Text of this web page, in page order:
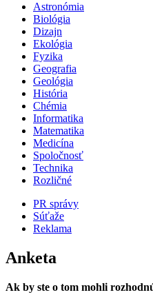
Astronómia
Biológia
Dizajn
Ekológia
Fyzika
Geografia
Geológia
História
Chémia
Informatika
Matematika
Medicína
Spoločnosť
Technika
Rozličné
PR správy
Súťaže
Reklama
Anketa
Ak by ste o tom mohli